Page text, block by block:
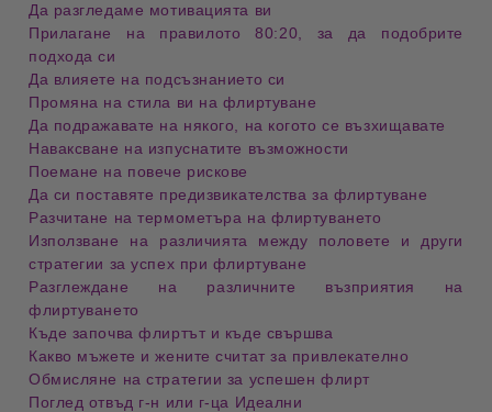
Да разгледаме мотивацията ви
Прилагане на правилото 80:20, за да подобрите
подхода си
Да влияете на подсъзнанието си
Промяна на стила ви на флиртуване
Да подражавате на някого, на когото се възхищавате
Наваксване на изпуснатите възможности
Поемане на повече рискове
Да си поставяте предизвикателства за флиртуване
Разчитане на термометъра на флиртуването
Използване на различията между половете и други
стратегии за успех при флиртуване
Разглеждане на различните възприятия на
флиртуването
Къде започва флиртът и къде свършва
Какво мъжете и жените считат за привлекателно
Обмисляне на стратегии за успешен флирт
Поглед отвъд г-н или г-ца Идеални